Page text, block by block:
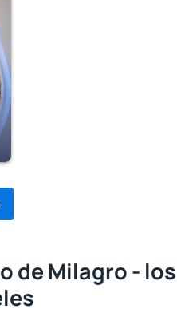
de Milagro - los